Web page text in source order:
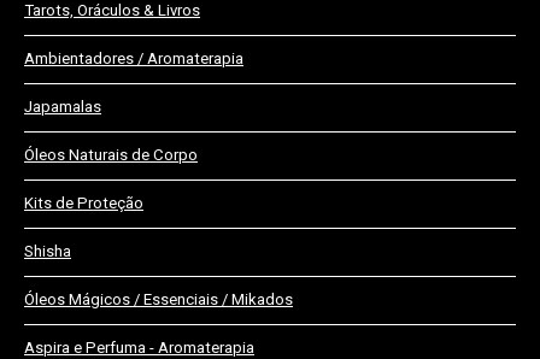
Tarots, Oráculos & Livros
Ambientadores / Aromaterapia
Japamalas
Óleos Naturais de Corpo
Kits de Proteção
Shisha
Óleos Mágicos / Essenciais / Mikados
Aspira e Perfuma - Aromaterapia